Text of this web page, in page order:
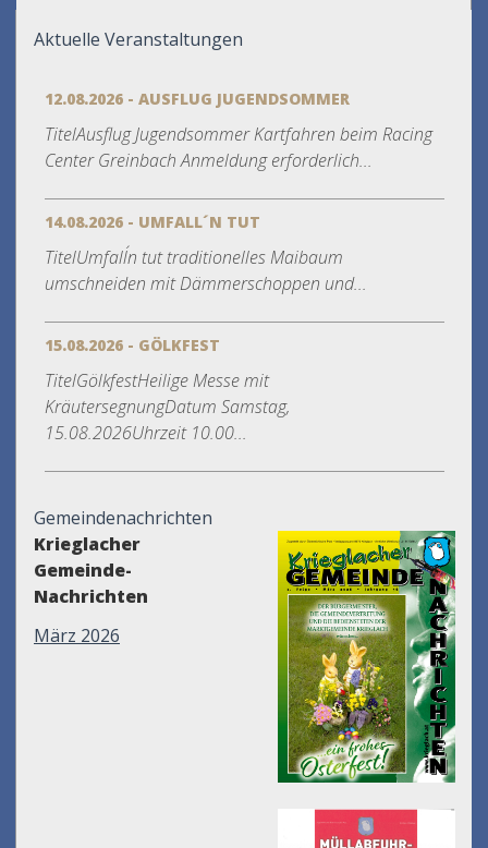
Aktuelle Veranstaltungen
12.08.2026 - AUSFLUG JUGENDSOMMER
TitelAusflug Jugendsommer Kartfahren beim Racing
Center Greinbach Anmeldung erforderlich...
14.08.2026 - UMFALL´N TUT
TitelUmfall´n tut traditionelles Maibaum
umschneiden mit Dämmerschoppen und...
15.08.2026 - GÖLKFEST
TitelGölkfestHeilige Messe mit
KräutersegnungDatum Samstag,
15.08.2026Uhrzeit 10.00...
Gemeindenachrichten
Krieglacher
Gemeinde-
Nachrichten
März 2026